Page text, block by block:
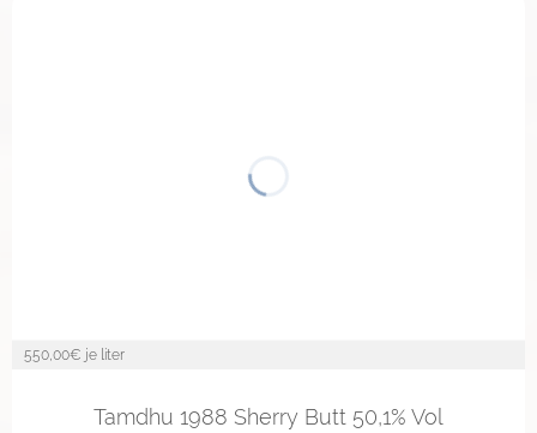
550,00€ je liter
Tamdhu 1988 Sherry Butt 50,1% Vol